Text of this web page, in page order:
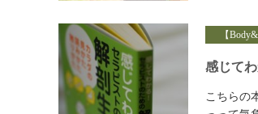
【
感じて
こちらの